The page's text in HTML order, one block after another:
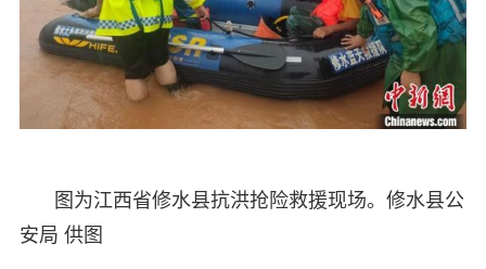
图为江西省修水县抗洪抢险救援现场。修水县公
安局 供图